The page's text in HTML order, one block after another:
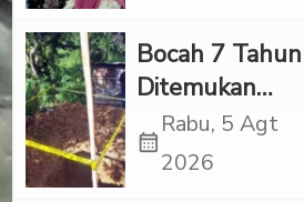
Bocah 7 Tahun
Ditemukan
Tewas dalam
Sumur di Tapsel,
calendar_month
Rabu, 5 Agt
2026